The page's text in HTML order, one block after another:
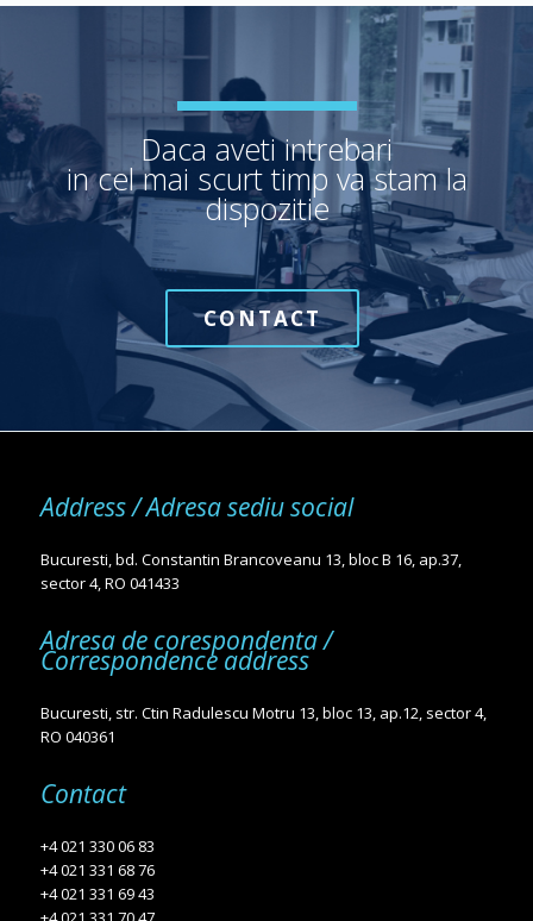
Daca aveti intrebari
in cel mai scurt timp va stam la
dispozitie
CONTACT
Address / Adresa sediu social
Bucuresti, bd. Constantin Brancoveanu 13, bloc B 16, ap.37,
sector 4, RO 041433
Adresa de corespondenta /
Correspondence address
Bucuresti, str. Ctin Radulescu Motru 13, bloc 13, ap.12, sector 4,
RO 040361
Contact
+4 021 330 06 83
+4 021 331 68 76
+4 021 331 69 43